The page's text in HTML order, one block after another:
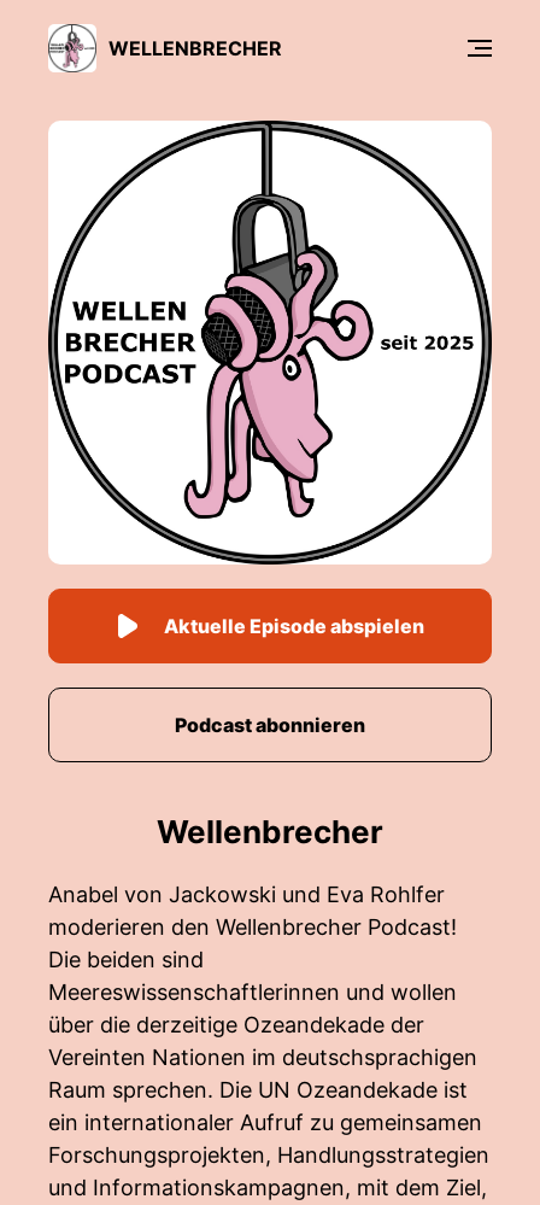
WELLENBRECHER
Wellenbrecher
Anabel von Jackowski und Eva Rohlfer
moderieren den Wellenbrecher Podcast!
Die beiden sind
Meereswissenschaftlerinnen und wollen
über die derzeitige Ozeandekade der
Vereinten Nationen im deutschsprachigen
Raum sprechen. Die UN Ozeandekade ist
ein internationaler Aufruf zu gemeinsamen
Forschungsprojekten, Handlungsstrategien
und Informationskampagnen, mit dem Ziel,
Aktuelle Episode abspielen
Podcast abonnieren